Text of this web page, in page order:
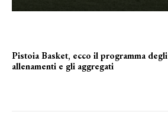
Pistoia Basket, ecco il programma degli
allenamenti e gli aggregati